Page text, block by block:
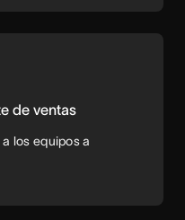
de ventas
los equipos a